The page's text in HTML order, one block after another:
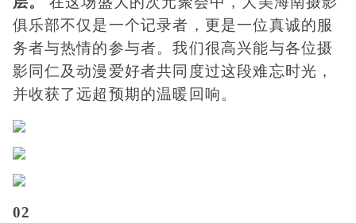
俱乐部不仅是一个记录者，更是一位真诚的服
务者与热情的参与者。我们很高兴能与各位摄
影同仁及动漫爱好者共同度过这段难忘时光，
并收获了远超预期的温暖回响。
02